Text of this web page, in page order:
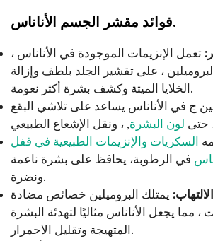
فوائد مقشر الجسم الأناناس.
تعمل الإنزيمات الموجودة في الأناناس ،
، على تقشير الجلد بلطف وإزالة
الخلايا الميتة وكشف بشرة أكثر نعومة.
ج في الأناناس يساعد على تلاشي البقع
حتى لون البشرة
السكريات والإنزيمات الطبيعية في قفل
في الرطوبة، يحافظ على بشرة ناعمة
ونضرة.
يمتلك البروميلين خصائص مضادة
، مما يجعل الأناناس مثاليًا لتهدئة البشرة
المتهيجة وتقليل الاحمرار.